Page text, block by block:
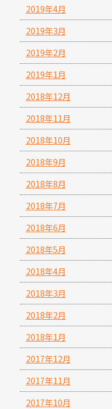
2019年4月
2019年3月
2019年2月
2019年1月
2018年12月
2018年11月
2018年10月
2018年9月
2018年8月
2018年7月
2018年6月
2018年5月
2018年4月
2018年3月
2018年2月
2018年1月
2017年12月
2017年11月
2017年10月